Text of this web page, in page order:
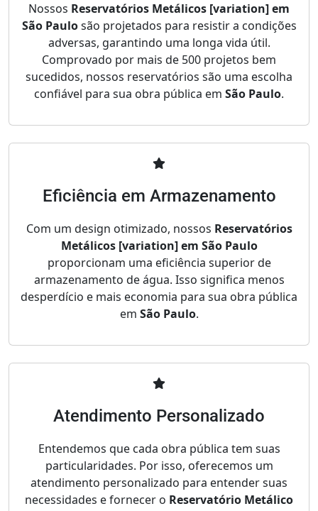
Nossos Reservatórios Metálicos [variation] em
São Paulosão projetados para resistir a condições
adversas, garantindo uma longa vida útil.
Comprovado por mais de 500 projetos bem
sucedidos, nossos reservatórios são uma escolha
confiável para sua obra pública em São Paulo.
Eficiência em Armazenamento
Com um design otimizado, nossos Reservatórios
Metálicos [variation] em São Paulo
proporcionam uma eficiência superior de
armazenamento de água. Isso significa menos
desperdício e mais economia para sua obra pública
em São Paulo.
Atendimento Personalizado
Entendemos que cada obra pública tem suas
particularidades. Por isso, oferecemos um
atendimento personalizado para entender suas
necessidades e fornecer o Reservatório Metálico